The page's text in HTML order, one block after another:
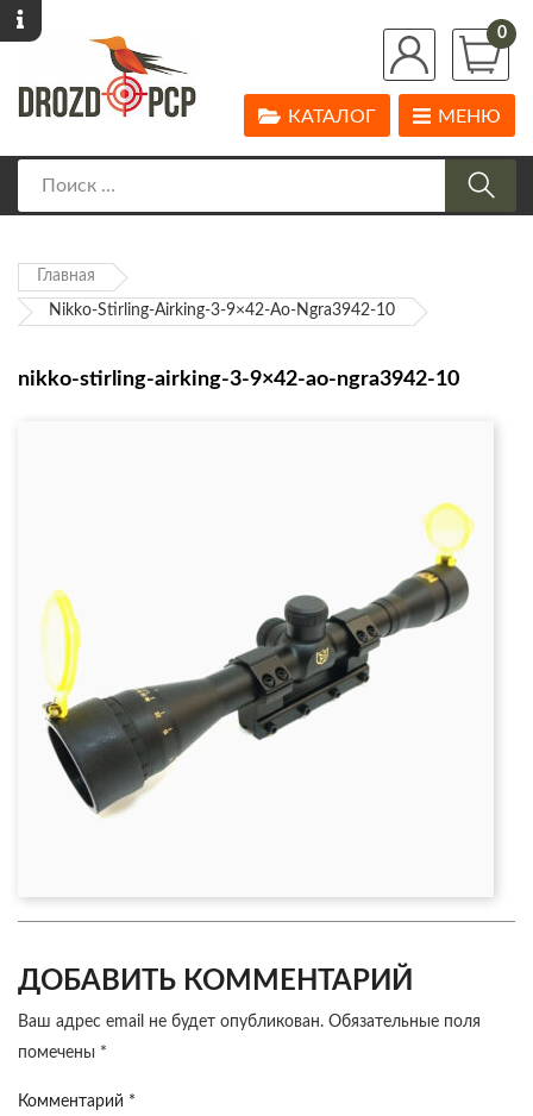
0
МЕНЮ
КАТАЛОГ
Главная
Nikko-Stirling-Airking-3-9×42-Ao-Ngra3942-10
nikko-stirling-airking-3-9×42-ao-ngra3942-10
ДОБАВИТЬ КОММЕНТАРИЙ
Ваш адрес email не будет опубликован. Обязательные поля
помечены *
Комментарий *